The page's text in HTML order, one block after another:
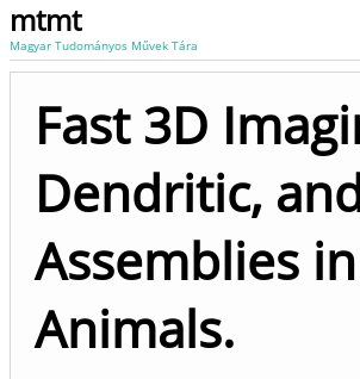
mtmt
Magyar Tudományos Művek Tára
Fast 3D
Dendritic,
Assemblies
Animals.